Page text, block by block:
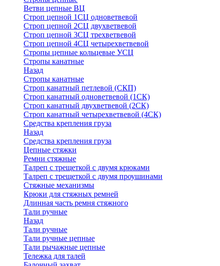
Ветви цепные ВЦ
Строп цепной 1СЦ одноветвевой
Строп цепной 2СЦ двухветвевой
Строп цепной 3СЦ трехветвевой
Строп цепной 4СЦ четырехветвевой
Стропы цепные кольцевые УСЦ
Стропы канатные
Назад
Стропы канатные
Строп канатный петлевой (СКП)
Строп канатный одноветвевой (1СК)
Строп канатный двухветвевой (2СК)
Строп канатный четырехветвевой (4СК)
Средства крепления груза
Назад
Средства крепления груза
Цепные стяжки
Ремни стяжные
Талреп с трещеткой с двумя крюками
Талреп с трещеткой с двумя проушинами
Стяжные механизмы
Крюки для стяжных ремней
Длинная часть ремня стяжного
Тали ручные
Назад
Тали ручные
Тали ручные цепные
Тали рычажные цепные
Тележка для талей